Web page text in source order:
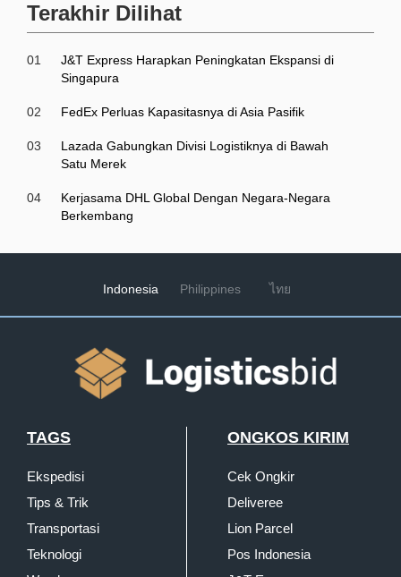
Terakhir Dilihat
01
J&T Express Harapkan Peningkatan Ekspansi di
Singapura
02 FedEx Perluas Kapasitasnya di Asia Pasifik
03
Lazada Gabungkan Divisi Logistiknya di Bawah
Satu Merek
04
Kerjasama DHL Global Dengan Negara-Negara
Berkembang
Indonesia Philippines ไทย
TAGS
Ekspedisi
Tips & Trik
Transportasi
Teknologi
ONGKOS KIRIM
Cek Ongkir
Deliveree
Lion Parcel
Pos Indonesia